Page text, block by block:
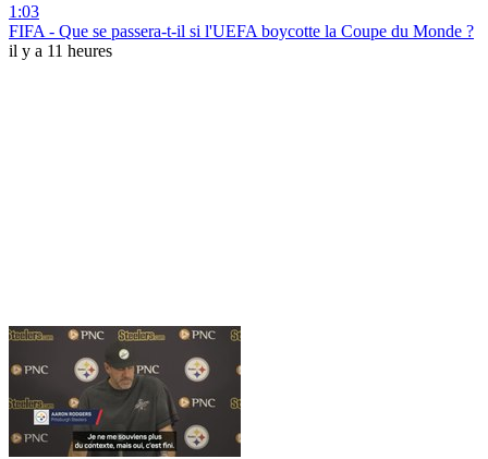
1:03
FIFA - Que se passera-t-il si l'UEFA boycotte la Coupe du Monde ?
il y a 11 heures